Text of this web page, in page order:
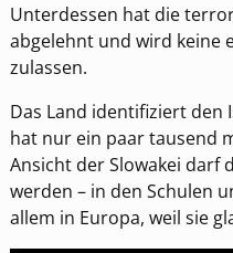
Unterdessen hat die
abgelehnt und wird keine
zulassen.
Das Land identifiziert den
hat nur ein paar tausend
Ansicht der Slowakei darf
werden – in den Schulen
allem in Europa, weil sie